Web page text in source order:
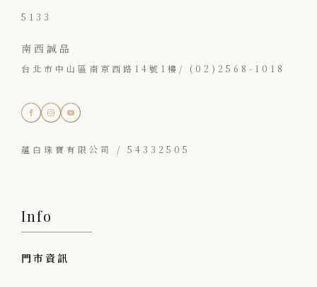
5133
南西誠品
台北市中山區南京西路14號1樓/ (02)2568-1018
蘊白珠寶有限公司 / 54332505
Info
門市資訊